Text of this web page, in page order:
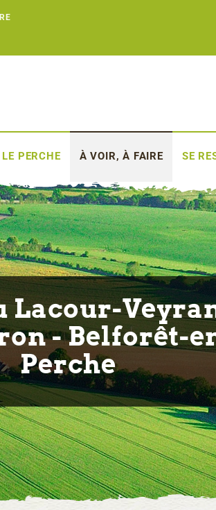
LE PERCHE À VOIR, À FAIRE SE
Lacour-
- Belforêt-
Perche